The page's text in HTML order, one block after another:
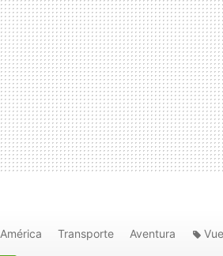
América Transporte Aventura